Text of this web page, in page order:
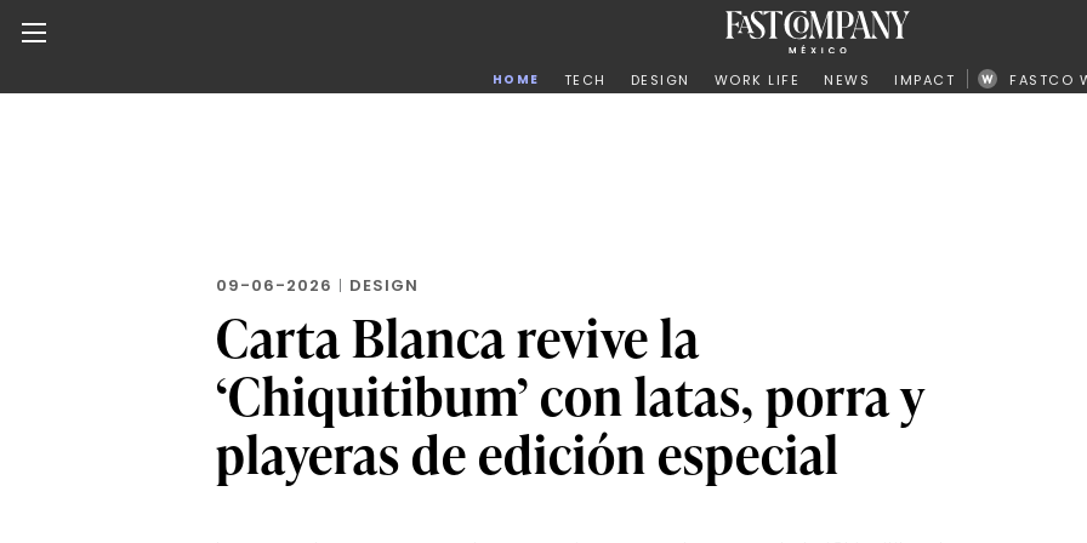
Noticias de negocios, innovación, tecnología y diseño
HOME TECH DESIGN WORK LIFE NEWS IMPACT FASTCO
09-06-2026 | DESIGN
Carta Blanca revive la
‘Chiquitibum’ con latas, porra y
playeras de edición especial